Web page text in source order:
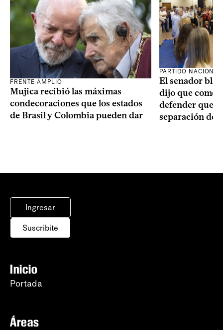
FRENTE AMPLIO
Mujica recibió las máximas
condecoraciones que los estados
de Brasil y Colombia pueden dar
PARTIDO NACIONAL
El senador
dijo que como
defender que
separación de
Ingresar
Suscribite
Inicio
Portada
Áreas